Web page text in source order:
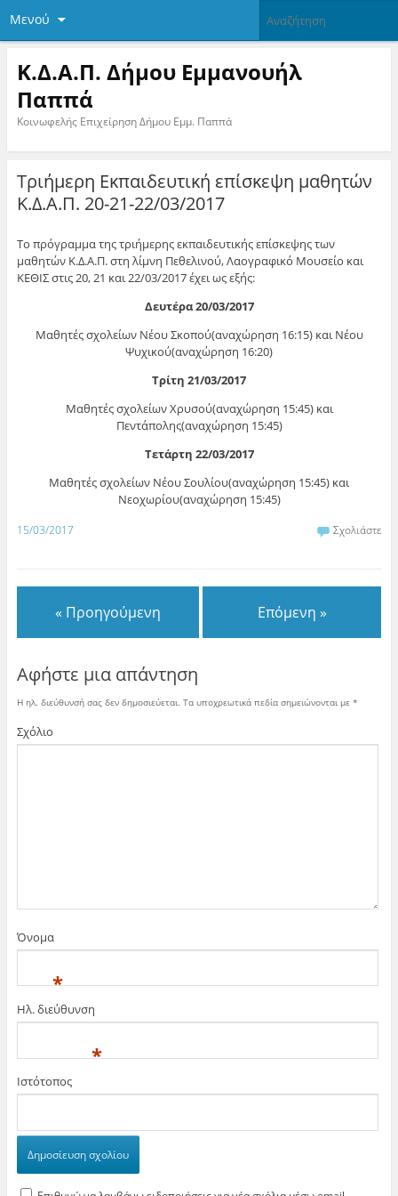
Μενού
Κ.Δ.Α.Π. Δήμου Εμμανουήλ
Παππά
Κοινωφελής Επιχείρηση Δήμου Εμμ. Παππά
Τριήμερη Εκπαιδευτική επίσκεψη μαθητών
Κ.Δ.Α.Π. 20-21-22/03/2017
Το πρόγραμμα της τριήμερης εκπαιδευτικής επίσκεψης των
μαθητών Κ.Δ.Α.Π. στη λίμνη Πεθελινού, Λαογραφικό Μουσείο και
ΚΕΘΙΣ στις 20, 21 και 22/03/2017 έχει ως εξής:
Δευτέρα 20/03/2017
Μαθητές σχολείων Νέου Σκοπού(αναχώρηση 16:15) και Νέου
Ψυχικού(αναχώρηση 16:20)
Τρίτη 21/03/2017
Μαθητές σχολείων Χρυσού(αναχώρηση 15:45) και
Πεντάπολης(αναχώρηση 15:45)
Τετάρτη 22/03/2017
Μαθητές σχολείων Νέου Σουλίου(αναχώρηση 15:45) και
Νεοχωρίου(αναχώρηση 15:45)
15/03/2017 Σχολιάστε
« Προηγούμενη Επόμενη »
Αφήστε μια απάντηση
Η ηλ. διεύθυνσή σας δεν δημοσιεύεται. Τα υποχρεωτικά πεδία σημειώνονται με *
Σχόλιο
Όνομα
*
Ηλ. διεύθυνση
*
Ιστότοπος